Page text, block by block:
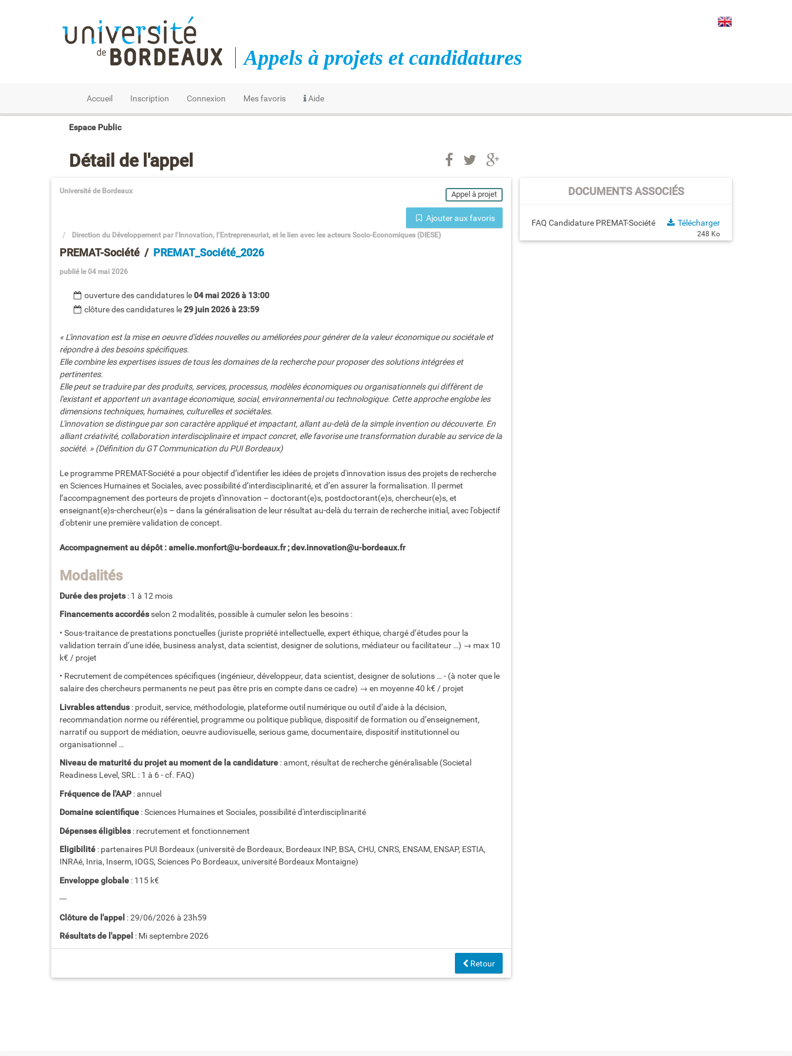
Appels à projets et candidatures
Accueil Inscription Connexion Mes favoris Aide
Espace Public
Détail de l'appel
Appel à projet
Ajouter aux favoris
Université de Bordeaux
Direction du Développement par l’Innovation, l’Entrepreneuriat, et le lien avec les acteurs Socio-Economiques (DIESE)
PREMAT-Société / PREMAT_Société_2026
publié le 04 mai 2026
ouverture des candidatures le04 mai 2026 à 13:00
clôture des candidatures le29 juin 2026 à 23:59
« L'innovation est la mise en oeuvre d'idées nouvelles ou améliorées pour générer de la valeur économique ou sociétale et
répondre à des besoins spécifiques.
Elle combine les expertises issues de tous les domaines de la recherche pour proposer des solutions intégrées et
pertinentes.
Elle peut se traduire par des produits, services, processus, modèles économiques ou organisationnels qui diffèrent de
l'existant et apportent un avantage économique, social, environnemental ou technologique. Cette approche englobe les
dimensions techniques, humaines, culturelles et sociétales.
L'innovation se distingue par son caractère appliqué et impactant, allant au-delà de la simple invention ou découverte. En
alliant créativité, collaboration interdisciplinaire et impact concret, elle favorise une transformation durable au service de la
société. » (Définition du GT Communication du PUI Bordeaux)
Le programme PREMAT-Société a pour objectif d’identifier les idées de projets d'innovation issus des projets de recherche
en Sciences Humaines et Sociales, avec possibilité d’interdisciplinarité, et d’en assurer la formalisation. Il permet
l’accompagnement des porteurs de projets d'innovation – doctorant(e)s, postdoctorant(e)s, chercheur(e)s, et
enseignant(e)s-chercheur(e)s – dans la généralisation de leur résultat au-delà du terrain de recherche initial, avec l'objectif
d'obtenir une première validation de concept.
Accompagnement au dépôt : amelie.monfort@u-bordeaux.fr ; dev.innovation@u-bordeaux.fr
Modalités
Durée des projets: 1 à 12 mois
Financements accordésselon 2 modalités, possible à cumuler selon les besoins :
• Sous-traitance de prestations ponctuelles (juriste propriété intellectuelle, expert éthique, chargé d’études pour la
validation terrain d’une idée, business analyst, data scientist, designer de solutions, médiateur ou facilitateur …) → max 10
k€ / projet
• Recrutement de compétences spécifiques (ingénieur, développeur, data scientist, designer de solutions … - (à noter que le
salaire des chercheurs permanents ne peut pas être pris en compte dans ce cadre) → en moyenne 40 k€ / projet
Livrables attendus: produit, service, méthodologie, plateforme outil numérique ou outil d’aide à la décision,
recommandation norme ou référentiel, programme ou politique publique, dispositif de formation ou d’enseignement,
narratif ou support de médiation, oeuvre audiovisuelle, serious game, documentaire, dispositif institutionnel ou
organisationnel …
Niveau de maturité du projet au moment de la candidature : amont, résultat de recherche généralisable (Societal
Readiness Level, SRL : 1 à 6 - cf. FAQ)
Fréquence de l'AAP : annuel
Domaine scientifique : Sciences Humaines et Sociales, possibilité d'interdisciplinarité
Dépenses éligibles: recrutement et fonctionnement
Eligibilité : partenaires PUI Bordeaux (université de Bordeaux, Bordeaux INP, BSA, CHU, CNRS, ENSAM, ENSAP, ESTIA,
INRAé, Inria, Inserm, IOGS, Sciences Po Bordeaux, université Bordeaux Montaigne)
Enveloppe globale : 115 k€
---
Clôture de l'appel : 29/06/2026 à 23h59
Résultats de l'appel : Mi septembre 2026
Retour
DOCUMENTS ASSOCIÉS
Télécharger
FAQ Candidature PREMAT-Société
248 Ko